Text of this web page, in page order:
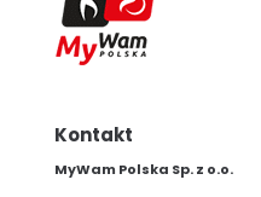
Kontakt
MyWam Polska Sp. z o.o.